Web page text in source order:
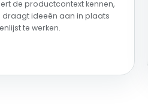
de productcontext kennen,
ideeën aan in plaats
te werken.